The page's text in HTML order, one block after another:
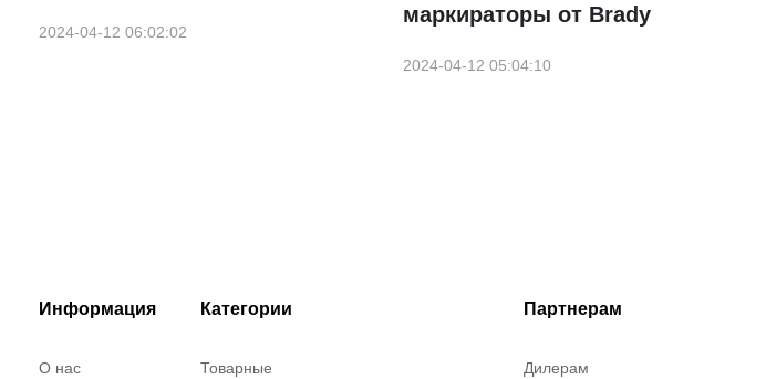
2024-04-12 06:02:02
маркираторы от Brady
2024-04-12 05:04:10
Информация
О нас
Категории
Товарные
Партнерам
Дилерам